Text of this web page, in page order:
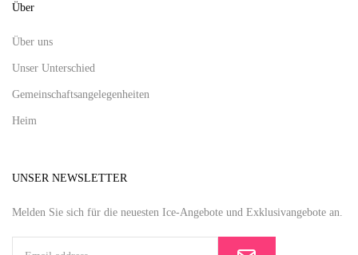
Über
Über uns
Unser Unterschied
Gemeinschaftsangelegenheiten
Heim
UNSER NEWSLETTER
Melden Sie sich für die neuesten Ice-Angebote und Exklusivangebote an.